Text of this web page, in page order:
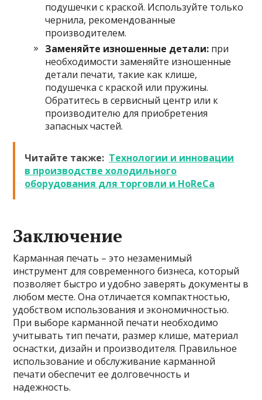
подушечки с краской. Используйте только
чернила, рекомендованные
производителем.
Заменяйте изношенные детали: при
необходимости заменяйте изношенные
детали печати, такие как клише,
подушечка с краской или пружины.
Обратитесь в сервисный центр или к
производителю для приобретения
запасных частей.
Читайте также: Технологии и инновации
в производстве холодильного
оборудования для торговли и HoReCa
Заключение
Карманная печать – это незаменимый
инструмент для современного бизнеса, который
позволяет быстро и удобно заверять документы в
любом месте. Она отличается компактностью,
удобством использования и экономичностью.
При выборе карманной печати необходимо
учитывать тип печати, размер клише, материал
оснастки, дизайн и производителя. Правильное
использование и обслуживание карманной
печати обеспечит ее долговечность и
надежность.